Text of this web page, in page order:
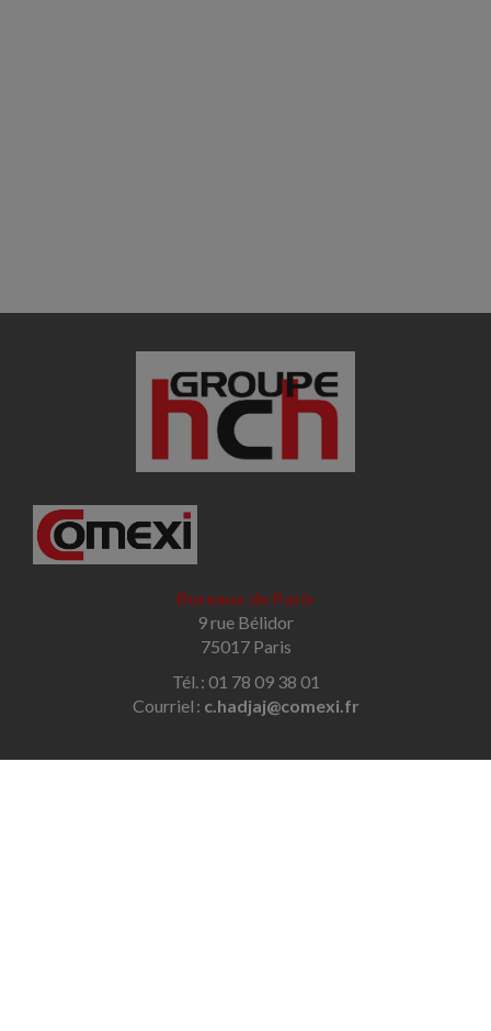
Bureaux de Paris
9 rue Bélidor
75017 Paris
Tél. : 01 78 09 38 01
Courriel : c.hadjaj@comexi.fr